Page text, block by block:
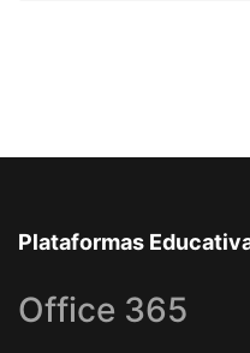
Plataformas
Office 365